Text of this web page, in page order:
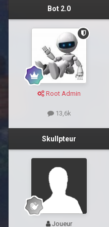
Bot 2.0
Root Admin
13,6k
Skullpteur
Joueur